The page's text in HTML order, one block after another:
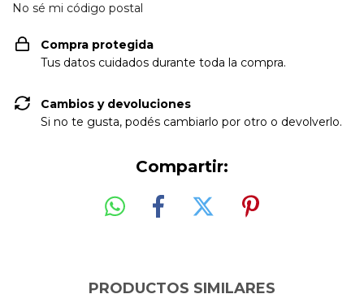
No sé mi código postal
Compra protegida
Tus datos cuidados durante toda la compra.
Cambios y devoluciones
Si no te gusta, podés cambiarlo por otro o devolverlo.
Compartir:
PRODUCTOS SIMILARES